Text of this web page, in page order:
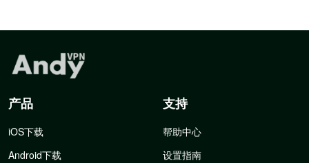
产品
iOS下载
Android下载
支持
帮助中心
设置指南